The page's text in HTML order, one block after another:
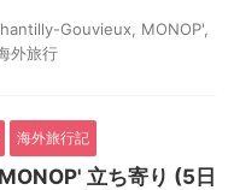
Gouvieux MONOP'
外旅行
海外旅行記
立ち寄り (5日